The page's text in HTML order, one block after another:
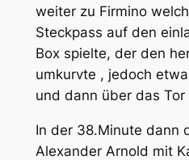
weiter zu Firmino
Steckpass auf den
Box spielte, der den
umkurvte , jedoch
und dann über das Tor
In der 38.Minute dann
Alexander Arnold mit